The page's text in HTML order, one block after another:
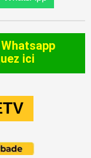
ici